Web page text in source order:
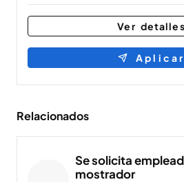
Ver detalles
Aplicar
Relacionados
Se solicita
mostrador